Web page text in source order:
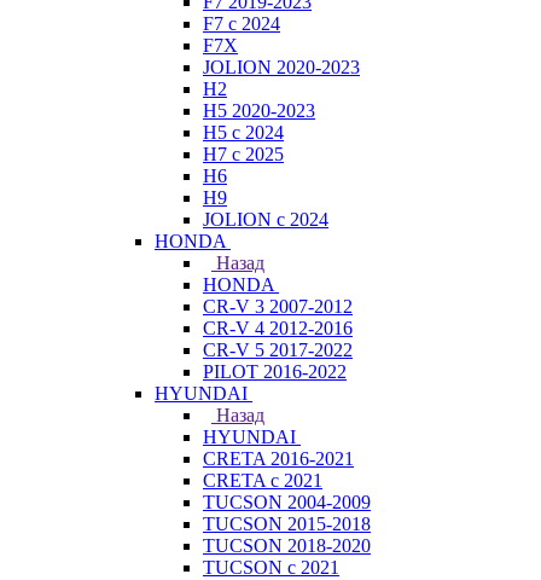
F7 с 2024
F7X
JOLION 2020-2023
H2
H5 2020-2023
H5 с 2024
H7 с 2025
H6
H9
JOLION с 2024
HONDA
Назад
HONDA
CR-V 3 2007-2012
CR-V 4 2012-2016
CR-V 5 2017-2022
PILOT 2016-2022
HYUNDAI
Назад
HYUNDAI
CRETA 2016-2021
CRETA с 2021
TUCSON 2004-2009
TUCSON 2015-2018
TUCSON 2018-2020
TUCSON с 2021